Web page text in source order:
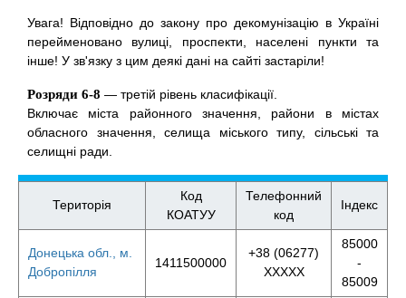
Увага! Відповідно до закону про декомунізацію в Україні
перейменовано вулиці, проспекти, населені пункти та
інше! У зв'язку з цим деякі дані на сайті застаріли!
Розряди 6-8 — третій рівень класифікації.
Включає міста районного значення, райони в містах
обласного значення, селища міського типу, сільські та
селищні ради.
Територія
Код
КОАТУУ
Телефонний
код
Індекс
Донецька обл., м.
Добропілля
1411500000
+38 (06277)
XXXXX
85000
-
85009